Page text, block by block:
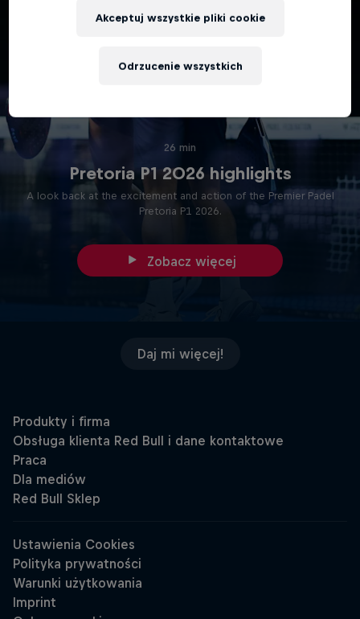
26 min
Pretoria P1 2026 highlights
A look back at the excitement and action of the Premier Padel
Pretoria P1 2026.
Zobacz więcej
Daj mi więcej!
Odrzucenie wszystkich
Akceptuj wszystkie pliki cookie